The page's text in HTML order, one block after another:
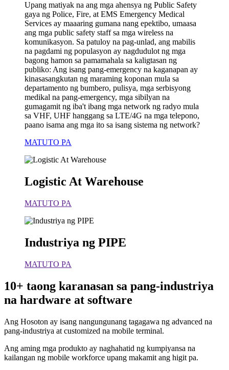
Upang matiyak na ang mga ahensya ng Public Safety
gaya ng Police, Fire, at EMS Emergency Medical
Services ay maaaring gumana nang epektibo, umaasa
ang mga public safety staff sa mga wireless na
komunikasyon. Sa patuloy na pag-unlad, ang mabilis
na pagdami ng populasyon ay nagdudulot ng mga
bagong hamon sa pamamahala sa kaligtasan ng
publiko: Ang isang pang-emergency na kaganapan ay
kinasasangkutan ng maraming koponan mula sa
departamento ng bumbero, pulisya, mga serbisyong
medikal na pang-emergency, mga sibilyan na
gumagamit ng iba't ibang mga network ng radyo mula
sa VHF, UHF hanggang sa LTE/4G na mga telepono,
paano isama ang mga ito sa isang sistema ng network?
MATUTO PA
Logistic At Warehouse
MATUTO PA
Industriya ng PIPE
MATUTO PA
10+ taong karanasan sa pang-industriya
na hardware at software
Ang Hosoton ay isang nangungunang tagagawa ng advanced na
pang-industriya at customized na mobile terminal.
Ang aming mga produkto ay naghahatid ng kumpiyansa na
kailangan ng mobile workforce upang makamit ang higit pa.